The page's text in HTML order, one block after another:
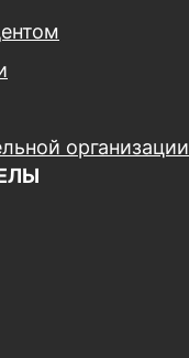
организации